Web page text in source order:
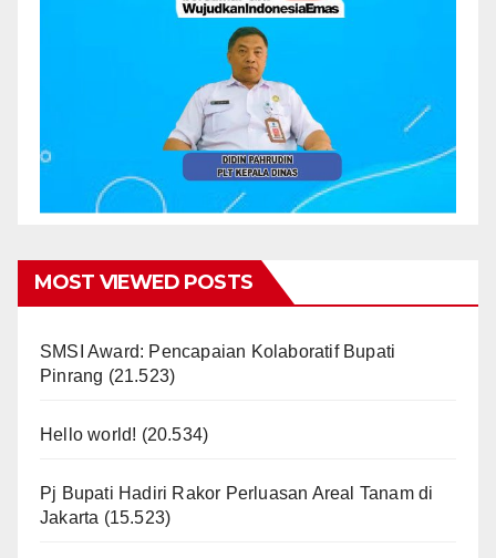
MOST VIEWED POSTS
SMSI Award: Pencapaian Kolaboratif Bupati
Pinrang (21.523)
Hello world! (20.534)
Pj Bupati Hadiri Rakor Perluasan Areal Tanam di
Jakarta (15.523)